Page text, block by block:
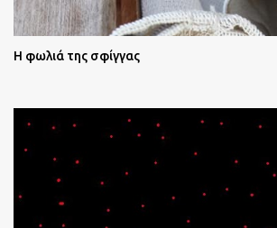
Η φωλιά της σφίγγας